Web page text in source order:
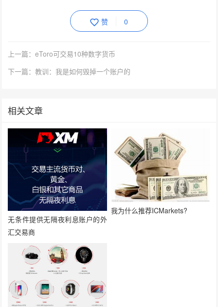
赞 0
上一篇：eToro可交易10种数字货币
下一篇：教训：我是如何毁掉一个账户的
相关文章
无条件提供无隔夜利息账户的外
汇交易商
我为什么推荐ICMarkets?